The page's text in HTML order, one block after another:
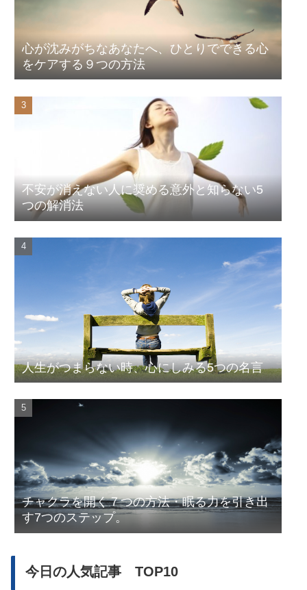
心が沈みがちなあなたへ、ひとりでできる心
をケアする９つの方法
不安が消えない人に奨める意外と知らない5
つの解消法
人生がつまらない時、心にしみる5つの名言
チャクラを開く７つの方法・眠る力を引き出
す7つのステップ。
今日の人気記事 TOP10